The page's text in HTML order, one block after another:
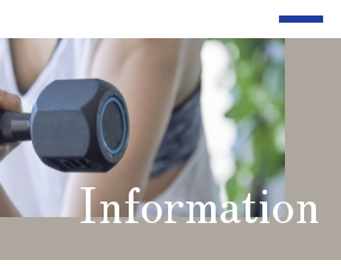
Information